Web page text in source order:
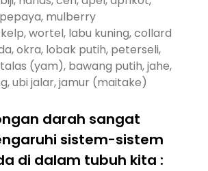
mulberry
wortel, labu kuning, collard
okra, lobak putih, peterseli,
(yam), bawang putih, jahe,
ubi jalar, jamur (maitake)
darah sangat
sistem-sistem
di dalam tubuh kita :